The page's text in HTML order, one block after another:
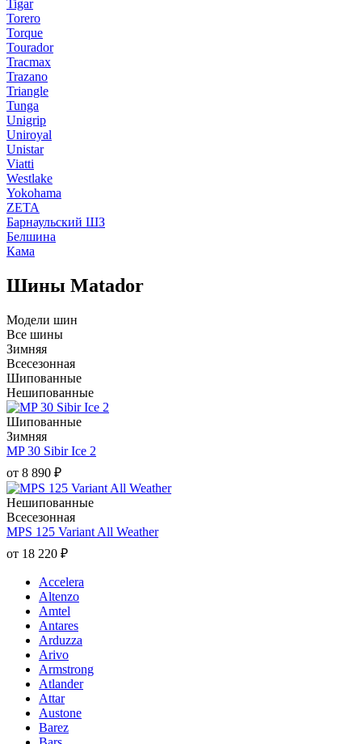
Tigar
Torero
Torque
Tourador
Tracmax
Trazano
Triangle
Tunga
Unigrip
Uniroyal
Unistar
Viatti
Westlake
Yokohama
ZETA
Барнаульский ШЗ
Белшина
Кама
Шины Matador
Модели шин
Все шины
Зимняя
Всесезонная
Шипованные
Нешипованные
Шипованные
Зимняя
MP 30 Sibir Ice 2
от 8 890 ₽
Нешипованные
Всесезонная
MPS 125 Variant All Weather
от 18 220 ₽
Accelera
Altenzo
Amtel
Antares
Arduzza
Arivo
Armstrong
Atlander
Attar
Austone
Barez